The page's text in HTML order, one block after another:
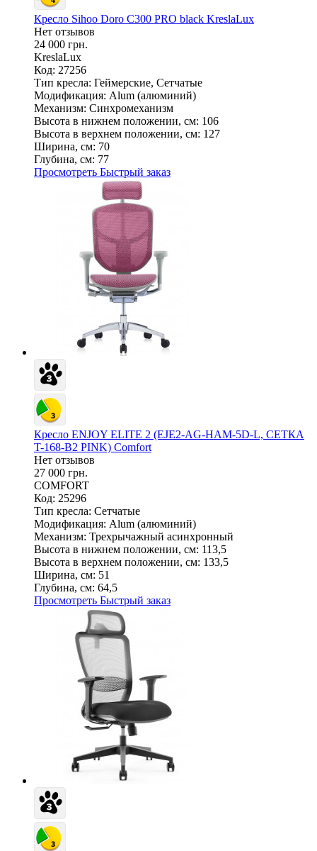
Кресло Sihoo Doro C300 PRO black KreslaLux
Нет отзывов
24 000 грн.
KreslaLux
Код: 27256
Тип кресла: Геймерские, Сетчатые
Модификация: Alum (алюминий)
Механизм: Синхромеханизм
Высота в нижнем положении, см: 106
Высота в верхнем положении, см: 127
Ширина, см: 70
Глубина, см: 77
Просмотреть Быстрый заказ
Кресло ENJOY ELITE 2 (EJE2-AG-HAM-5D-L, СЕТКА
T-168-B2 PINK) Comfort
Нет отзывов
27 000 грн.
COMFORT
Код: 25296
Тип кресла: Сетчатые
Модификация: Alum (алюминий)
Механизм: Трехрычажный асинхронный
Высота в нижнем положении, см: 113,5
Высота в верхнем положении, см: 133,5
Ширина, см: 51
Глубина, см: 64,5
Просмотреть Быстрый заказ